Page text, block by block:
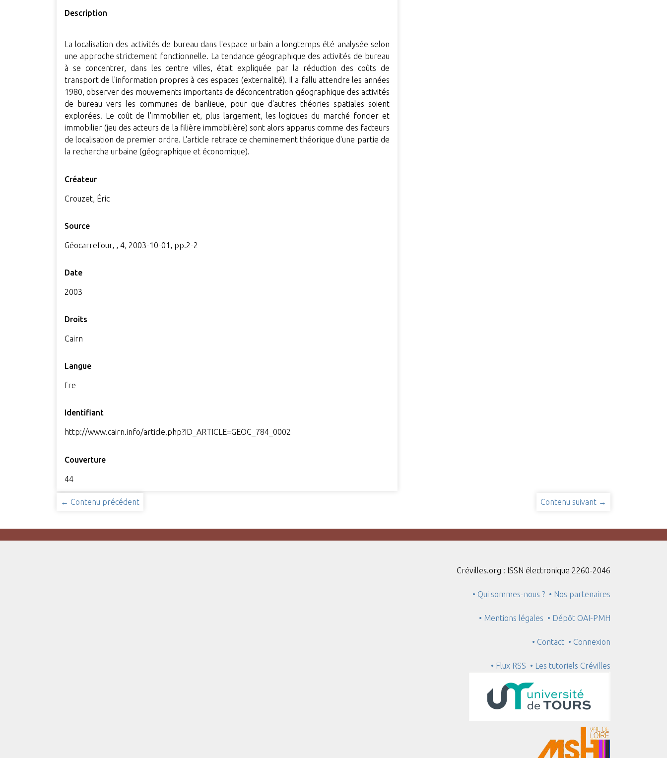
Description
La localisation des activités de bureau dans l'espace urbain a longtemps été analysée selon
une approche strictement fonctionnelle. La tendance géographique des activités de bureau
à se concentrer, dans les centre villes, était expliquée par la réduction des coûts de
transport de l'information propres à ces espaces (externalité). Il a fallu attendre les années
1980, observer des mouvements importants de déconcentration géographique des activités
de bureau vers les communes de banlieue, pour que d'autres théories spatiales soient
explorées. Le coût de l'immobilier et, plus largement, les logiques du marché foncier et
immobilier (jeu des acteurs de la filière immobilière) sont alors apparus comme des facteurs
de localisation de premier ordre. L'article retrace ce cheminement théorique d'une partie de
la recherche urbaine (géographique et économique).
Créateur
Crouzet, Éric
Source
Géocarrefour, , 4, 2003-10-01, pp.2-2
Date
2003
Droits
Cairn
Langue
fre
Identifiant
http://www.cairn.info/article.php?ID_ARTICLE=GEOC_784_0002
Couverture
44
← Contenu précédent Contenu suivant →
Crévilles.org : ISSN électronique 2260-2046
• Qui sommes-nous ? • Nos partenaires
• Mentions légales • Dépôt OAI-PMH
• Contact • Connexion
• Flux RSS • Les tutoriels Crévilles